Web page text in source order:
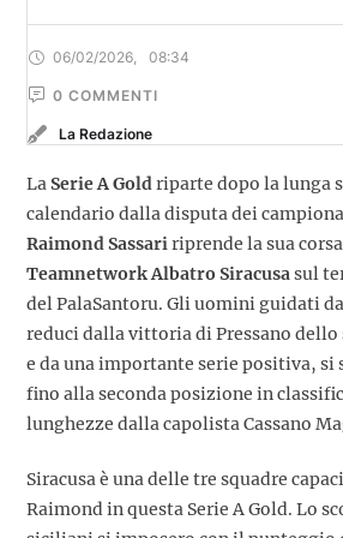
06/02/2026 08:34
0 COMMENTI
La Redazione
LaSerie A Goldriparte dopo la lunga
calendario dalla disputa dei
Raimond Sassaririprende la sua
Teamnetwork Albatro Siracusasul
del PalaSantoru. Gli uomini guidati
reduci dalla vittoria di Pressano dello
e da una importante serie positiva, si
fino alla seconda posizione in
lunghezze dalla capolista Cassano
Siracusa è una delle tre squadre
Raimond in questa Serie A Gold. Lo